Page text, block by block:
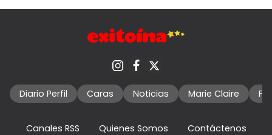
Diario Perfil Caras Noticias Marie Claire
Canales RSS Quienes Somos
Contáctenos